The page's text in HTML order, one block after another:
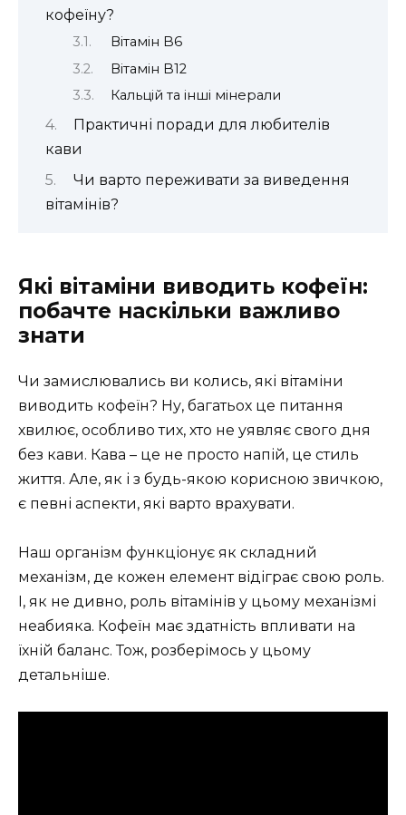
кофеїну?
Вітамін B6
Вітамін B12
Кальцій та інші мінерали
Практичні поради для любителів
кави
Чи варто переживати за виведення
вітамінів?
Які вітаміни виводить кофеїн:
побачте наскільки важливо
знати
Чи замислювались ви колись, які вітаміни
виводить кофеїн? Ну, багатьох це питання
хвилює, особливо тих, хто не уявляє свого дня
без кави. Кава – це не просто напій, це стиль
життя. Але, як і з будь-якою корисною звичкою,
є певні аспекти, які варто врахувати.
Наш організм функціонує як складний
механізм, де кожен елемент відіграє свою роль.
І, як не дивно, роль вітамінів у цьому механізмі
неабияка. Кофеїн має здатність впливати на
їхній баланс. Тож, розберімось у цьому
детальніше.